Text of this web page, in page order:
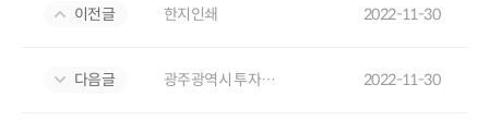
이전글 한지인쇄 2022-11-30
다음글 광주광역시 투자환경 설명회 초대장 2022-11-30